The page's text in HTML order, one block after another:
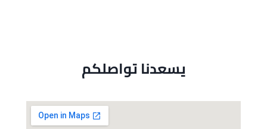
يسعدنا تواصلكم